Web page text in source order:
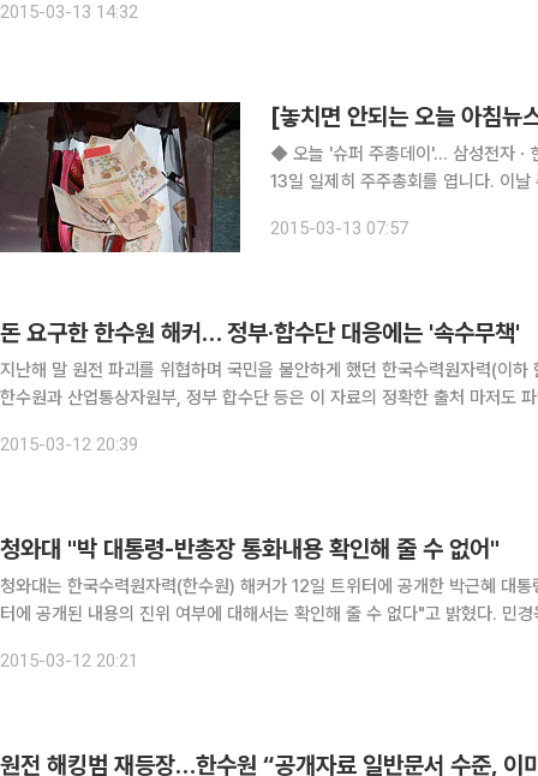
2015-03-13 14:32
[놓치면 안되는 오늘 아침뉴
◆ 오늘 '슈퍼 주총데이'… 삼성전자ㆍ
13일 일제히 주주총회를 엽니다. 이
LG디스플레이와 LG상사 등 LG 계열
2015-03-13 07:57
돈 요구한 한수원 해커… 정부·합수단 대응에는 '속수무책'
지난해 말 원전 파괴를 위협하며 국민을 불안하게 했던 한국수력원자력(이하 한
한수원과 산업통상자원부, 정부 합수단 등은 이 자료의 정확한 출처 마저도 파악하지 못
2015-03-12 20:39
청와대 "박 대통령-반총장 통화내용 확인해 줄 수 없어"
청와대는 한국수력원자력(한수원) 해커가 12일 트위터에 공개한 박근혜 대
터에 공개된 내용의 진위 여부에 대해서는 확인해 줄 수 없다"고 밝혔다. 민경욱 청와대 대변인은 "2014년 1월 2일 박 대통령과 반 총장이
2015-03-12 20:21
원전 해킹범 재등장…한수원 “공개자료 일반문서 수준, 이